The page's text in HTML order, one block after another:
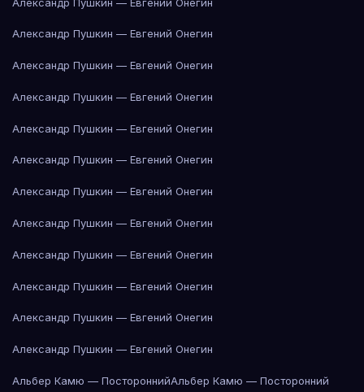
Александр Пушкин — Евгений Онегин
Александр Пушкин — Евгений Онегин
Александр Пушкин — Евгений Онегин
Александр Пушкин — Евгений Онегин
Александр Пушкин — Евгений Онегин
Александр Пушкин — Евгений Онегин
Александр Пушкин — Евгений Онегин
Александр Пушкин — Евгений Онегин
Александр Пушкин — Евгений Онегин
Александр Пушкин — Евгений Онегин
Александр Пушкин — Евгений Онегин
Альбер Камю — ПостороннийАльбер Камю — Посторонний